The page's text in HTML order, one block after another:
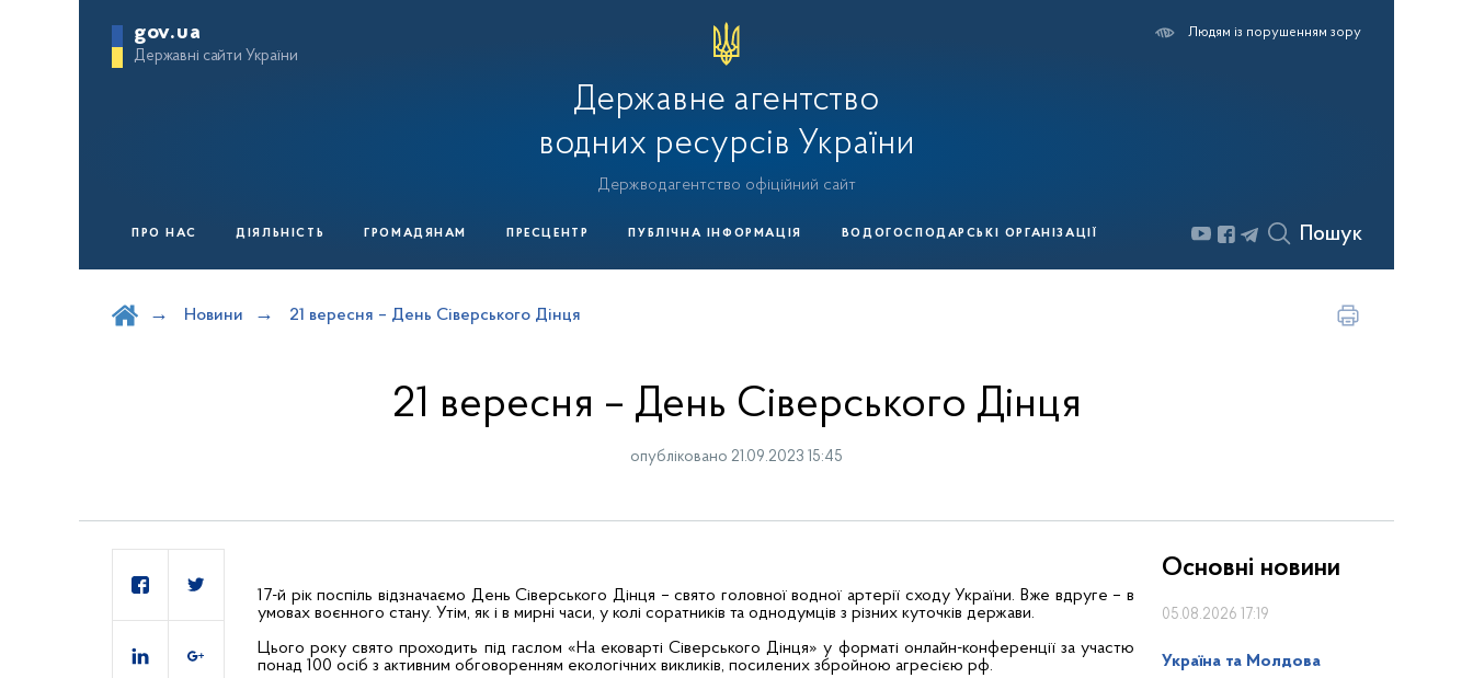
gov.ua
Державні сайти України
Державне агентство
водних ресурсів України
Держводагентство офіційний сайт
Людям із порушенням зору
ПРО НАС ДІЯЛЬНІСТЬ ГРОМАДЯНАМ ПРЕСЦЕНТР ПУБЛІЧНА ІНФОРМАЦІЯ ВОДОГОСПОДАРСЬКІ ОРГАНІЗАЦІЇ Пошук
Новини 21 вересня – День Сіверського Дінця
21 вересня – День Сіверського Дінця
опубліковано 21.09.2023 15:45
17-й рік поспіль відзначаємо День Сіверського Дінця – свято головної водної артерії сходу України. Вже вдруге – в
умовах воєнного стану. Утім, як і в мирні часи, у колі соратників та однодумців з різних куточків держави.
Цього року свято проходить під гаслом «На ековарті Сіверського Дінця» у форматі онлайн-конференції за участю
понад 100 осіб з активним обговоренням екологічних викликів, посилених збройною агресією рф.
Основні новини
05.08.2026 17:19
Україна та Молдова